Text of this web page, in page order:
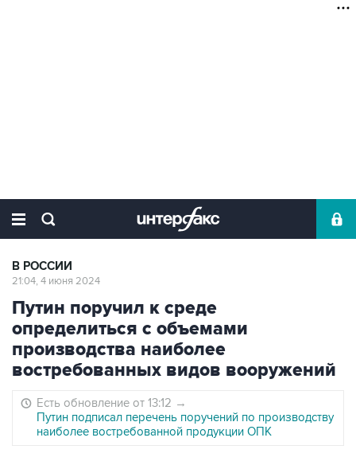
В РОССИИ
21:04, 4 июня 2024
Путин поручил к среде
определиться с объемами
производства наиболее
востребованных видов вооружений
Есть обновление от 13:12 →
Путин подписал перечень поручений по производству
наиболее востребованной продукции ОПК